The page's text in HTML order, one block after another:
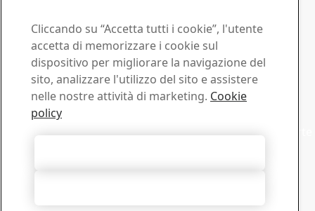
domande o richieste
Centro download
Cerca e scarica brochures, certificati e altri documenti
Vai al download
Commerciale
Mettiti in contatto con il supporto commerciale per offerte
Supporto Tecnico
Cliccando su “Accetta tutti i cookie”, l'utente
accetta di memorizzare i cookie sul
dispositivo per migliorare la navigazione del
sito, analizzare l'utilizzo del sito e assistere
nelle nostre attività di marketing. Cookie
policy